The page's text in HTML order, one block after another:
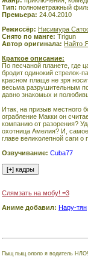
Тип: полнометражный
Премьера: 24.04.2010
Режиссёр: Нисимура
Снято по манге: Trigun
Автор оригинала: Найто
Краткое описание:
По песчаной планете, где
бродит одинокий стрелок-
красном плаще не зря
весьма разрушительным
давно знакомых и
Итак, на призыв местного
ограбление Макки он
компанию от разорения?
охотница Амелия? И,
главе великолепной саги
Озвучивание: Cuba77
Слямзать на мобу! =3
Аниме добавил: Нару-тян
Пыщ пыщ ололо я водитель